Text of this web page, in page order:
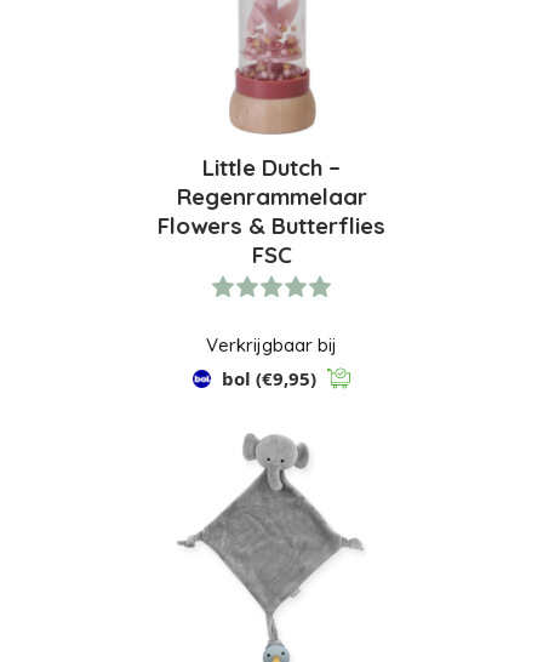
Little Dutch –
Regenrammelaar
Flowers & Butterflies
FSC
Verkrijgbaar bij
bol (€9,95)